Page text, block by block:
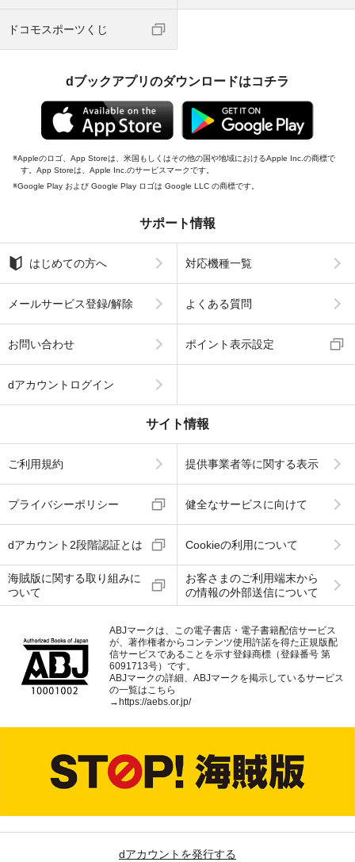
ドコモスポーツくじ
dブックアプリのダウンロードはコチラ
Appleのロゴ、App Storeは、米国もしくはその他の国や地域におけるApple Inc.の商標で
す。App Storeは、Apple Inc.のサービスマークです。
Google Play および Google Play ロゴは Google LLC の商標です。
サポート情報
はじめての方へ 対応機種一覧
メールサービス登録/解除 よくある質問
お問い合わせ ポイント表示設定
dアカウントログイン
サイト情報
ご利用規約 提供事業者等に関する表示
プライバシーポリシー 健全なサービスに向けて
dアカウント2段階認証とは Cookieの利用について
海賊版に関する取り組みに
ついて
お客さまのご利用端末から
の情報の外部送信について
ABJマークは、この電子書店・電子書籍配信サービス
が、著作権者からコンテンツ使用許諾を得た正規版配
信サービスであることを示す登録商標（登録番号 第
6091713号）です。
ABJマークの詳細、ABJマークを掲示しているサービス
の一覧はこちら
→ https://aebs.or.jp/
dアカウントを発行する